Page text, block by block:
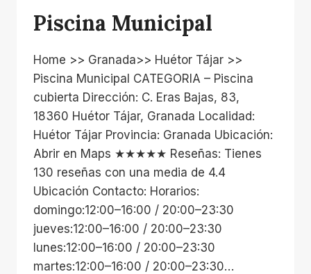
Piscina Municipal
Home >> Granada>> Huétor Tájar >>
Piscina Municipal CATEGORIA – Piscina
cubierta Dirección: C. Eras Bajas, 83,
18360 Huétor Tájar, Granada Localidad:
Huétor Tájar Provincia: Granada Ubicación:
Abrir en Maps ★★★★★ Reseñas: Tienes
130 reseñas con una media de 4.4
Ubicación Contacto: Horarios:
domingo:12:00–16:00 / 20:00–23:30
jueves:12:00–16:00 / 20:00–23:30
lunes:12:00–16:00 / 20:00–23:30
martes:12:00–16:00 / 20:00–23:30…